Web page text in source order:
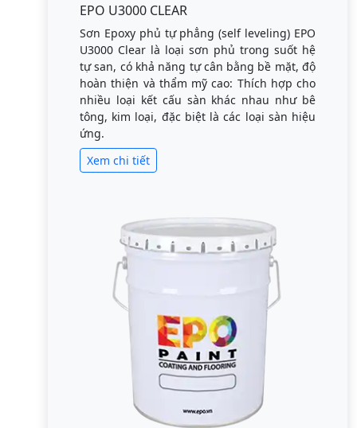
EPO U3000 CLEAR
Sơn Epoxy phủ tự phẳng (self leveling) EPO
U3000 Clear là loại sơn phủ trong suốt hệ
tự san, có khả năng tự cân bằng bề mặt, độ
hoàn thiện và thẩm mỹ cao: Thích hợp cho
nhiều loại kết cấu sàn khác nhau như bê
tông, kim loại, đặc biệt là các loại sàn hiệu
ứng.
Xem chi tiết